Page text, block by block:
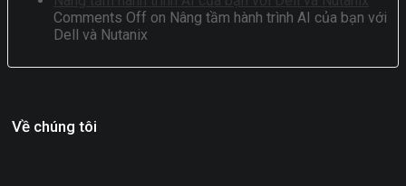
Comments Off on Nâng tầm hành trình AI của bạn với
Dell và Nutanix
Về chúng tôi